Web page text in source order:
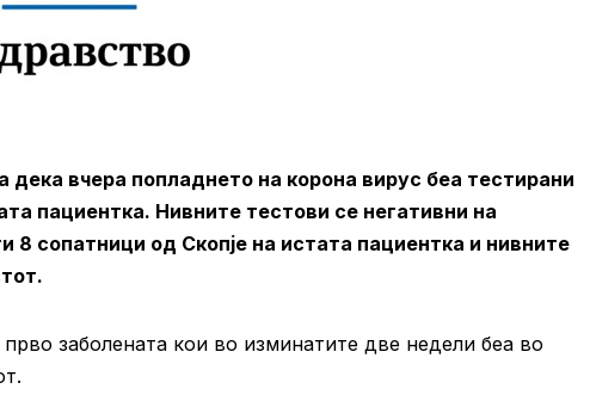
вчера попладнето на корона вирус беа тестирани
пациентка. Нивните тестови се негативни на
8 сопатници од Скопје на истата пациентка и нивните
заболената кои во изминатите две недели беа во